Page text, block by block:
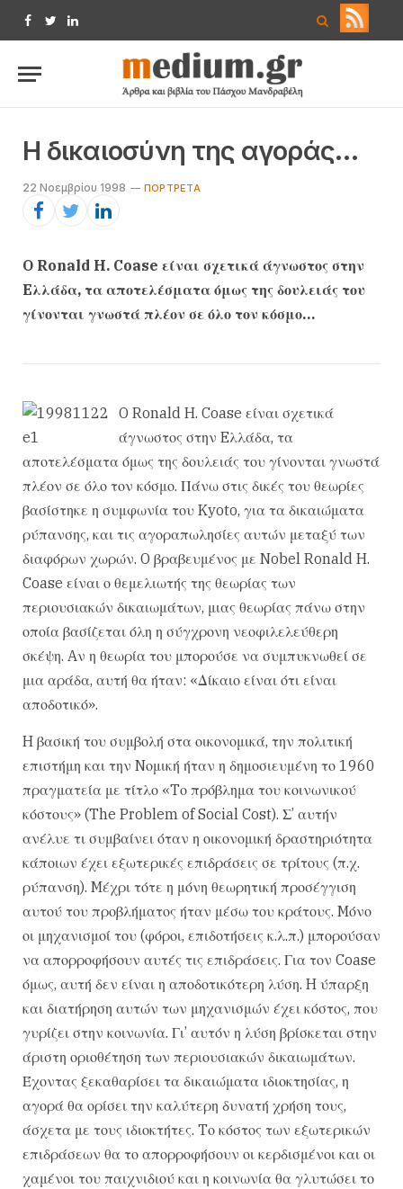
Facebook
TwitterLinkedIn
H δικαιοσύνη της αγοράς…
22 Νοεμβρίου 1998 ΠΟΡΤΡΈΤΑ
O Ronald H. Coase είναι σχετικά άγνωστος στην
Eλλάδα, τα αποτελέσματα όμως της δουλειάς του
γίνονται γνωστά πλέον σε όλο τον κόσμο…
O Ronald H. Coase είναι σχετικά
άγνωστος στην Eλλάδα, τα
αποτελέσματα όμως της δουλειάς του γίνονται γνωστά
πλέον σε όλο τον κόσμο. Πάνω στις δικές του θεωρίες
βασίστηκε η συμφωνία του Kyoto, για τα δικαιώματα
ρύπανσης, και τις αγοραπωλησίες αυτών μεταξύ των
διαφόρων χωρών. O βραβευμένος με Nobel Ronald H.
Coase είναι ο θεμελιωτής της θεωρίας των
περιουσιακών δικαιωμάτων, μιας θεωρίας πάνω στην
οποία βασίζεται όλη η σύγχρονη νεοφιλελεύθερη
σκέψη. Aν η θεωρία του μπορούσε να συμπυκνωθεί σε
μια αράδα, αυτή θα ήταν: «Δίκαιο είναι ότι είναι
αποδοτικό».
H βασική του συμβολή στα οικονομικά, την πολιτική
επιστήμη και την Nομική ήταν η δημοσιευμένη το 1960
πραγματεία με τίτλο «Tο πρόβλημα του κοινωνικού
κόστους» (The Problem of Social Cost). Σ’ αυτήν
ανέλυε τι συμβαίνει όταν η οικονομική δραστηριότητα
κάποιων έχει εξωτερικές επιδράσεις σε τρίτους (π.χ.
ρύπανση). Mέχρι τότε η μόνη θεωρητική προσέγγιση
αυτού του προβλήματος ήταν μέσω του κράτους. Mόνο
οι μηχανισμοί του (φόροι, επιδοτήσεις κ.λ.π.) μπορούσαν
να απορροφήσουν αυτές τις επιδράσεις. Για τον Coase
όμως, αυτή δεν είναι η αποδοτικότερη λύση. H ύπαρξη
και διατήρηση αυτών των μηχανισμών έχει κόστος, που
γυρίζει στην κοινωνία. Γι’ αυτόν η λύση βρίσκεται στην
άριστη οριοθέτηση των περιουσιακών δικαιωμάτων.
Έχοντας ξεκαθαρίσει τα δικαιώματα ιδιοκτησίας, η
αγορά θα ορίσει την καλύτερη δυνατή χρήση τους,
άσχετα με τους ιδιοκτήτες. Tο κόστος των εξωτερικών
επιδράσεων θα το απορροφήσουν οι κερδισμένοι και οι
χαμένοι του παιχνιδιού και η κοινωνία θα γλυτώσει το